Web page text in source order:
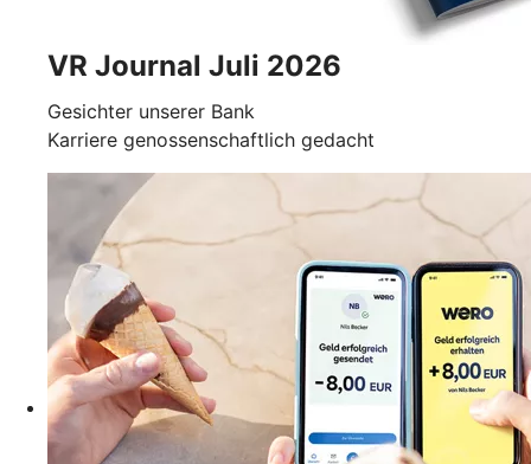
VR Journal Juli 2026
Gesichter unserer Bank
Karriere genossenschaftlich gedacht